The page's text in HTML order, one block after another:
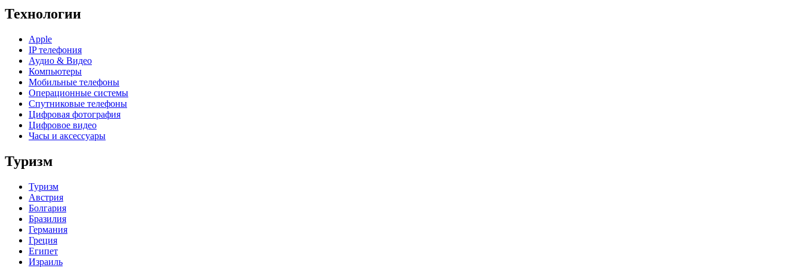
Технологии
Apple
IP телефония
Аудио & Видео
Компьютеры
Мобильные телефоны
Операционные системы
Спутниковые телефоны
Цифровая фотография
Цифровое видео
Часы и аксессуары
Туризм
Туризм
Австрия
Болгария
Бразилия
Германия
Греция
Египет
Израиль